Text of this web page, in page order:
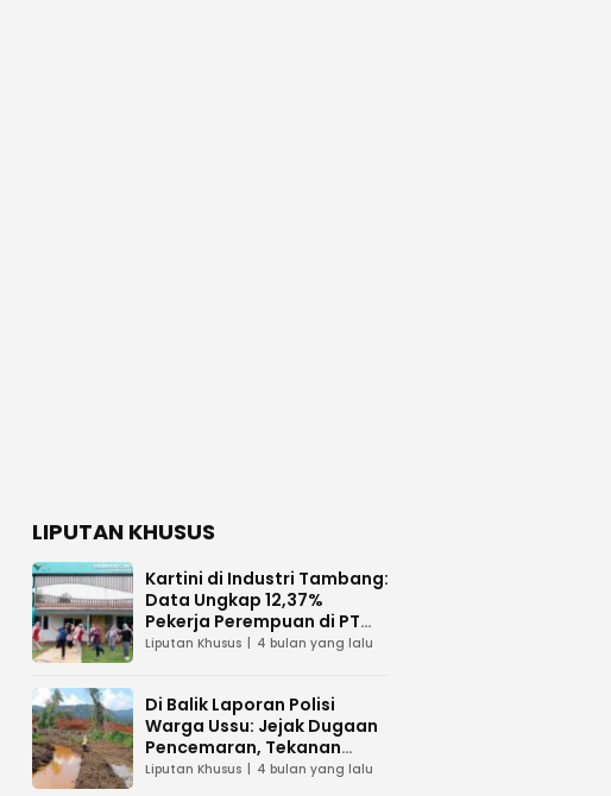
LIPUTAN KHUSUS
Kartini di Industri Tambang:
Data Ungkap 12,37%
Pekerja Perempuan di PT
Vale Indonesia
Liputan Khusus 4 bulan yang lalu
Di Balik Laporan Polisi
Warga Ussu: Jejak Dugaan
Pencemaran, Tekanan
Hukum, dan Desakan
Liputan Khusus 4 bulan yang lalu